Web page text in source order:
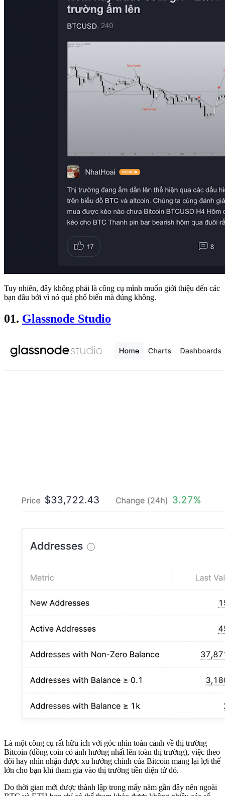
Tuy nhiên, đây không phải là công cụ mình muốn giới thiệu đến các
bạn đâu bởi vì nó quá phổ biến mà đúng không.
01. Glassnode Studio
Là một công cụ rất hữu ích với góc nhìn toàn cảnh về thị trường
Bitcoin (đồng coin có ảnh hưởng nhất lên toàn thị trường), việc theo
dõi hay nhìn nhận được xu hướng chính của Bitcoin mang lại lợi thế
lớn cho bạn khi tham gia vào thị trường tiền điện tử đó.
Do thời gian mới được thành lập trong mấy năm gần đây nên ngoài